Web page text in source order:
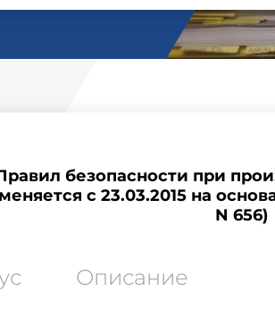
безопасности при
с 23.03.2015 на
N 656)
Описание